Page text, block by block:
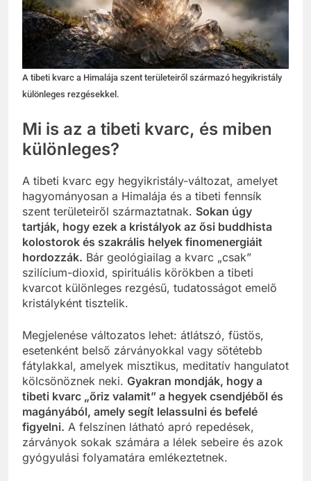
A tibeti kvarc a Himalája szent területeiről származó hegyikristály
különleges rezgésekkel.
Mi is az a tibeti kvarc, és miben
különleges?
A tibeti kvarc egy hegyikristály-változat, amelyet
hagyományosan a Himalája és a tibeti fennsík
szent területeiről származtatnak. Sokan úgy
tartják, hogy ezek a kristályok az ősi buddhista
kolostorok és szakrális helyek finomenergiáit
hordozzák. Bár geológiailag a kvarc „csak”
szilícium-dioxid, spirituális körökben a tibeti
kvarcot különleges rezgésű, tudatosságot emelő
kristályként tisztelik.
Megjelenése változatos lehet: átlátszó, füstös,
esetenként belső zárványokkal vagy sötétebb
fátylakkal, amelyek misztikus, meditatív hangulatot
kölcsönöznek neki. Gyakran mondják, hogy a
tibeti kvarc „őriz valamit” a hegyek csendjéből és
magányából, amely segít lelassulni és befelé
figyelni. A felszínen látható apró repedések,
zárványok sokak számára a lélek sebeire és azok
gyógyulási folyamatára emlékeztetnek.